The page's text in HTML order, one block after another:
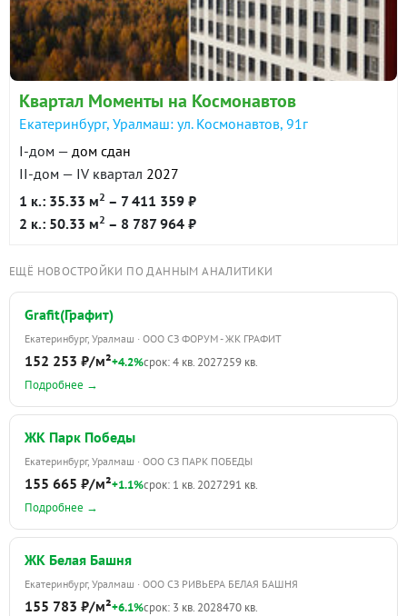
Квартал Моменты на Космонавтов
Екатеринбург, Уралмаш: ул. Космонавтов, 91г
I-дом — дом сдан
II-дом — IV квартал 2027
1 к.: 35.33 м2 – 7 411 359 ₽
2 к.: 50.33 м2 – 8 787 964 ₽
ЕЩЁ НОВОСТРОЙКИ ПО ДАННЫМ АНАЛИТИКИ
Grafit(Графит)
Екатеринбург, Уралмаш · ООО СЗ ФОРУМ - ЖК ГРАФИТ
152 253 ₽/м²+4.2%срок: 4 кв. 2027259 кв.
Подробнее →
ЖК Парк Победы
Екатеринбург, Уралмаш · ООО СЗ ПАРК ПОБЕДЫ
155 665 ₽/м²+1.1%срок: 1 кв. 2027291 кв.
Подробнее →
ЖК Белая Башня
Екатеринбург, Уралмаш · ООО СЗ РИВЬЕРА БЕЛАЯ БАШНЯ
155 783 ₽/м²+6.1%срок: 3 кв. 2028470 кв.